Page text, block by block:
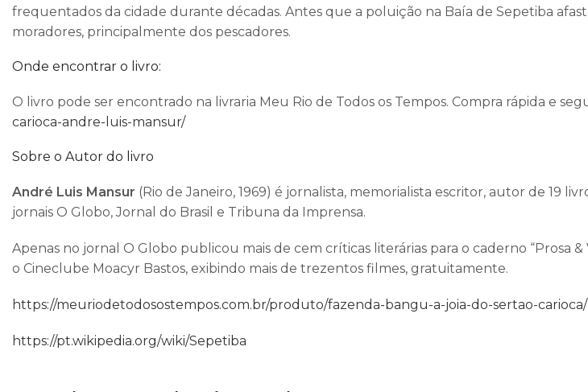
frequentados da cidade durante décadas. Antes que a poluição na Baía de Sepetiba
moradores, principalmente dos pescadores.
Onde encontrar o livro:
O livro pode ser encontrado na livraria Meu Rio de Todos os Tempos. Compra rápida e
carioca-andre-luis-mansur/
Sobre o Autor do livro
André Luis Mansur (Rio de Janeiro, 1969) é jornalista, memorialista escritor, autor de 19
jornais O Globo, Jornal do Brasil e Tribuna da Imprensa.
Apenas no jornal O Globo publicou mais de cem críticas literárias para o caderno “Prosa
o Cineclube Moacyr Bastos, exibindo mais de trezentos filmes, gratuitamente.
https://meuriodetodosostempos.com.br/produto/fazenda-bangu-a-joia-do-sertao-carioca/
https://pt.wikipedia.org/wiki/Sepetiba